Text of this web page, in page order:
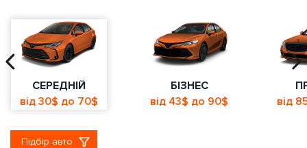
СЕРЕДНІЙ
від 30$ до 70$
БІЗНЕС
від 43$ до 90$
від
Підбір авто